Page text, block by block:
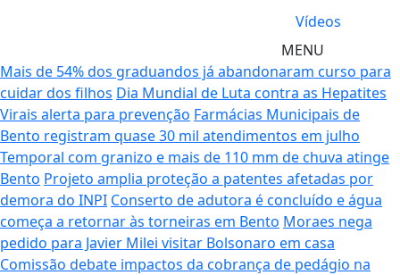
Vídeos
MENU
Mais de 54% dos graduandos já abandonaram curso para
cuidar dos filhos Dia Mundial de Luta contra as Hepatites
Virais alerta para prevenção Farmácias Municipais de
Bento registram quase 30 mil atendimentos em julho
Temporal com granizo e mais de 110 mm de chuva atinge
Bento Projeto amplia proteção a patentes afetadas por
demora do INPI Conserto de adutora é concluído e água
começa a retornar às torneiras em Bento Moraes nega
pedido para Javier Milei visitar Bolsonaro em casa
Comissão debate impactos da cobrança de pedágio na